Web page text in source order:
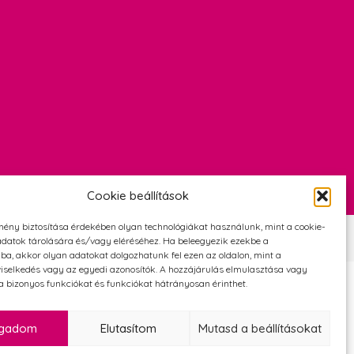
Cookie beállítások
biztosítása érdekében olyan technológiákat használunk, mint a cookie-
tárolására és/vagy eléréséhez. Ha beleegyezik ezekbe a
akkor olyan adatokat dolgozhatunk fel ezen az oldalon, mint a
vagy az egyedi azonosítók. A hozzájárulás elmulasztása vagy
bizonyos funkciókat és funkciókat hátrányosan érinthet.
Elutasítom Mutasd a beállításokat
FeltételekAdatvédelmi és cookie tájékoztató